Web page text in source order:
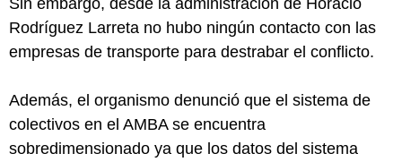
Rodríguez Larreta no hubo ningún contacto con las
empresas de transporte para destrabar el conflicto.
Además, el organismo denunció que el sistema de
colectivos en el AMBA se encuentra
sobredimensionado ya que los datos del sistema